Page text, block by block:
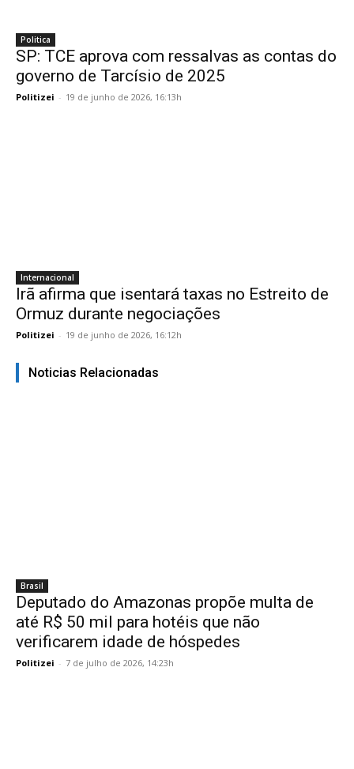
Politica
SP: TCE aprova com ressalvas as contas do
governo de Tarcísio de 2025
Politizei - 19 de junho de 2026, 16:13h
Internacional
Irã afirma que isentará taxas no Estreito de
Ormuz durante negociações
Politizei - 19 de junho de 2026, 16:12h
Noticias Relacionadas
Brasil
Deputado do Amazonas propõe multa de
até R$ 50 mil para hotéis que não
verificarem idade de hóspedes
Politizei - 7 de julho de 2026, 14:23h